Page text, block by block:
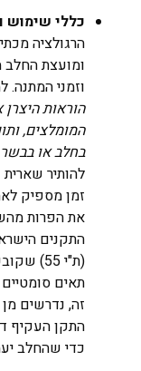
כללי שימוש
הרגולציה
ומועצת החלב
וזמני
הוראות היצרן
המומלצים,
בחלב או בבשר
להותיר
זמן מספיק
את הפרות
התקנים
(ת"י
תאים
זה, נדרשים
התקן העקיף
כדי שהחלב